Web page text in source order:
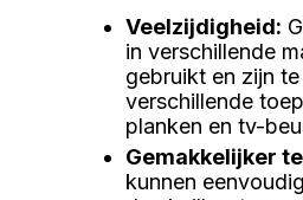
Veelzijdigheid:
in verschillende
gebruikt en zijn
verschillende
planken en tv-
Gemakkelijker
kunnen